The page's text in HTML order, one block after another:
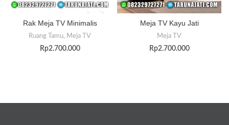
Rak Meja TV Minimalis
Ruang Tamu, Meja TV
Rp2.700.000
Meja TV Kayu Jati
Meja TV
Rp2.700.000